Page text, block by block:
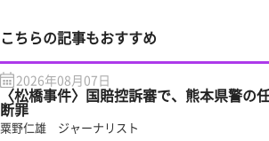
こちらの記事もおすすめ
2026年08月07日
〈松橋事件〉国賠控訴審で、熊本県警の
断罪
粟野仁雄 ジャーナリスト